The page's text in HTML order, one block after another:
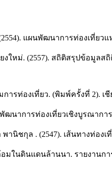
แผนพัฒนาการท่องเที่ยว
ใหม่. (2557). สถิติสรุปข้อมูลส
ารท่องเที่ยว. (พิมพ์ครั้งที่ 2). เ
ฒนาการท่องเที่ยวเชิงบูรณาก
านิชกุล . (2547). เส้นทางท่อง
อมในดินแดนล้านนา. รายงาน